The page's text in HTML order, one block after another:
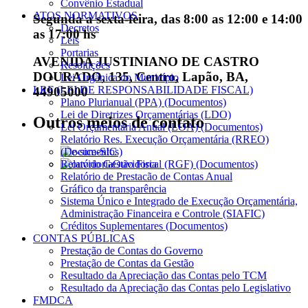
Segunda a sexta-feira, das 8:00 as 12:00 e 14:00
as 17:00 hs
AVENIDA JUSTINIANO DE CASTRO
DOURADO, 135, Centro, Lapão, BA,
44905000
Outros meios de contato
e-SIC
Ouvidoria
Convênio Estadual
ATOS NORMATIVOS
Decretos
Leis
Portarias
Resoluções
Lei Orgânica do Município
LRF (LEI DE RESPONSABILIDADE FISCAL)
Plano Plurianual (PPA) (Documentos)
Lei de Diretrizes Orçamentárias (LDO)
Lei Orçamentária Anual (LOA) (Documentos)
Relatório Res. Execução Orçamentária (RREO)
(Documentos)
Relatório Gestão Fiscal (RGF) (Documentos)
Relatório de Prestacão de Contas Anual
Gráfico da transparência
Sistema Único e Integrado de Execução Orçamentária,
Administração Financeira e Controle (SIAFIC)
Créditos Suplementares (Documentos)
CONTAS PÚBLICAS
Prestação de Contas do Governo
Prestação de Contas da Gestão
Resultado da Apreciação das Contas pelo TCM
Resultado da Apreciação das Contas pelo Legislativo
FMDCA